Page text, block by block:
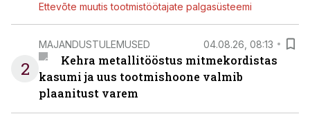
Ettevõte muutis tootmistöötajate palgasüsteemi
2
MAJANDUSTULEMUSED 04.08.26, 08:13
Kehra metallitööstus mitmekordistas
kasumi ja uus tootmishoone valmib
plaanitust varem